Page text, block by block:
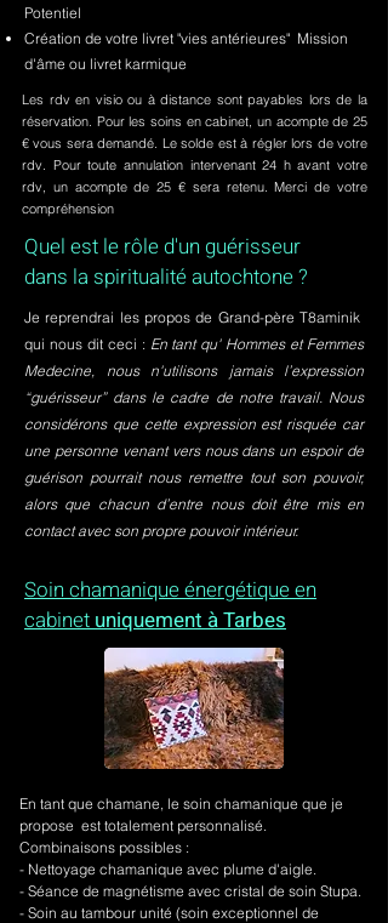
Potentiel
Création de votre livret "vies antérieures" Mission
d'âme ou livret karmique
Les rdv en visio ou à distance sont payables lors de la
réservation. Pour les soins en cabinet, un acompte de 25
€ vous sera demandé. Le solde est à régler lors de votre
rdv. Pour toute annulation intervenant 24 h avant votre
rdv, un acompte de 25 € sera retenu. Merci de votre
compréhension
Quel est le rôle d'un guérisseur
dans la spiritualité autochtone ?
Je reprendrai les propos de Grand-père T8aminik
qui nous dit ceci : En tant qu' Hommes et Femmes
Medecine, nous n'utilisons jamais l’expression
“guérisseur” dans le cadre de notre travail. Nous
considérons que cette expression est risquée car
une personne venant vers nous dans un espoir de
guérison pourrait nous remettre tout son pouvoir,
alors que chacun d’entre nous doit être mis en
contact avec son propre pouvoir intérieur.
Soin chamanique énergétique en
cabinet uniquement à Tarbes
En tant que chamane, le soin chamanique que je
propose est totalement personnalisé.
Combinaisons possibles :
- Nettoyage chamanique avec plume d'aigle.
- Séance de magnétisme avec cristal de soin Stupa.
- Soin au tambour unité (soin exceptionnel de